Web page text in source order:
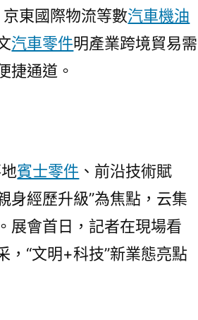
東國際物流等數汽車機油
汽車零件明產業跨境貿易需
捷通道。
賓士零件 、前沿技術賦
身經歷升級”為焦點，云集
展會首日，記者在現場看
，“文明+科技”新業態亮點